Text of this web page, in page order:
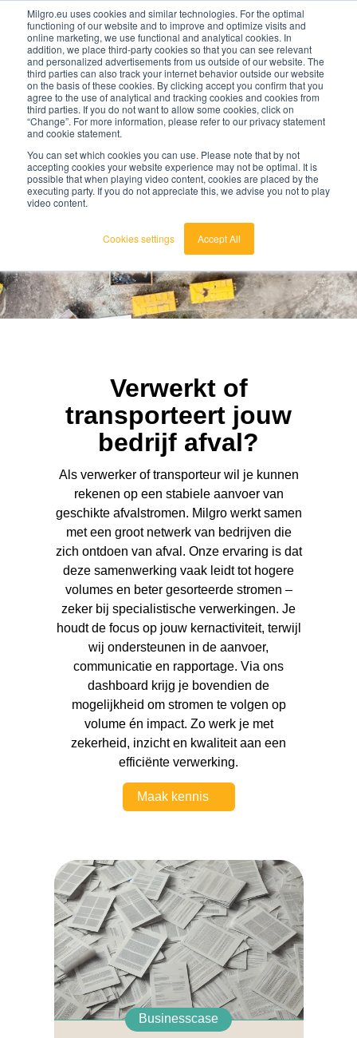
Milgro.eu uses cookies and similar technologies. For the optimal
functioning of our website and to improve and optimize visits and
online marketing, we use functional and analytical cookies. In
addition, we place third-party cookies so that you can see relevant
and personalized advertisements from us outside of our website. The
third parties can also track your internet behavior outside our website
on the basis of these cookies. By clicking accept you confirm that you
agree to the use of analytical and tracking cookies and cookies from
third parties. If you do not want to allow some cookies, click on
“Change”. For more information, please refer to our privacy statement
and cookie statement.
You can set which cookies you can use. Please note that by not
accepting cookies your website experience may not be optimal. It is
possible that when playing video content, cookies are placed by the
executing party. If you do not appreciate this, we advise you not to play
video content.
Cookies settings Accept All
nederlands
english
nl
🔥Grondstoffen worden schaarser en duurder. Weet
jij waar jouw organisatie kwetsbaar is en wat je
eraan kunt doen?
Bekijk de Grondstoffenbarometer
Verwerkt of
transporteert jouw
bedrijf afval?
Als verwerker of transporteur wil je kunnen
rekenen op een stabiele aanvoer van
geschikte afvalstromen. Milgro werkt samen
met een groot netwerk van bedrijven die
zich ontdoen van afval. Onze ervaring is dat
deze samenwerking vaak leidt tot hogere
volumes en beter gesorteerde stromen –
zeker bij specialistische verwerkingen. Je
houdt de focus op jouw kernactiviteit, terwijl
wij ondersteunen in de aanvoer,
communicatie en rapportage. Via ons
dashboard krijg je bovendien de
mogelijkheid om stromen te volgen op
volume én impact. Zo werk je met
zekerheid, inzicht en kwaliteit aan een
efficiënte verwerking.
Maak kennis
Businesscase